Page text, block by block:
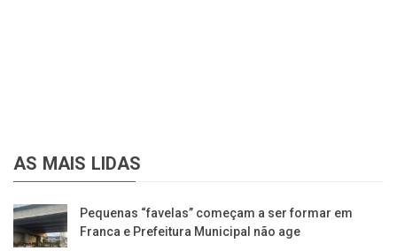
AS MAIS LIDAS
Pequenas “favelas” começam a ser formar em
Franca e Prefeitura Municipal não age